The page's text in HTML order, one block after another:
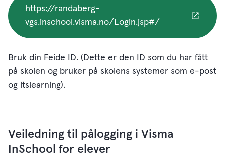
https://randaberg-
vgs.inschool.visma.no/Login.jsp#/
Bruk din Feide ID. (Dette er den ID som du har fått
på skolen og bruker på skolens systemer som e-post
og itslearning).
Veiledning til pålogging i Visma
InSchool for elever